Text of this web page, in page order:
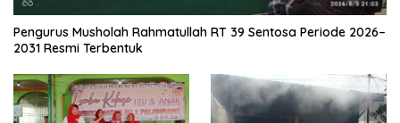
Pengurus Musholah Rahmatullah RT 39 Sentosa Periode 2026–
2031 Resmi Terbentuk